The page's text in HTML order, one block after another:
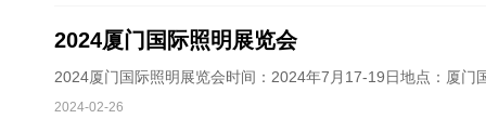
2024厦门国际照明展览会
2024厦门国际照明展览会时间：2024年7月17-19日地点：厦
2024-02-26